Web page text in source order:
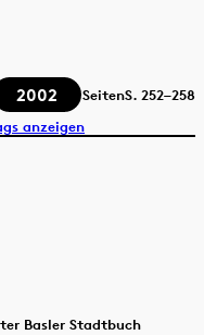
2002 SeitenS. 252–258
anzeigen
Basler Stadtbuch